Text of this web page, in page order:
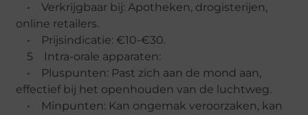
• Verkrijgbaar bij: Apotheken, drogisterijen,
online retailers.
• Prijsindicatie: €10-€30.
5 Intra-orale apparaten:
• Pluspunten: Past zich aan de mond aan,
effectief bij het openhouden van de luchtweg.
• Minpunten: Kan ongemak veroorzaken, kan